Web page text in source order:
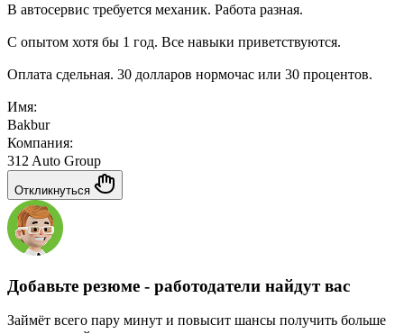
В автосервис требуется механик. Работа разная.
С опытом хотя бы 1 год. Все навыки приветствуются.
Оплата сдельная. 30 долларов нормочас или 30 процентов.
Имя:
Bakbur
Компания:
312 Auto Group
Откликнуться
Добавьте резюме - работодатели найдут вас
Займёт всего пару минут и повысит шансы получить больше